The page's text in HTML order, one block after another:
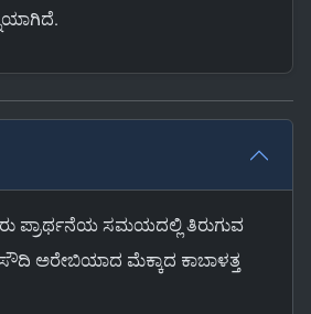
ಪ್ರಾರ್ಥನೆಯ ಸಮಯದಲ್ಲಿ ತಿರುಗುವ
ಅರೇಬಿಯಾದ ಮೆಕ್ಕಾದ ಕಾಬಾಳತ್ತ